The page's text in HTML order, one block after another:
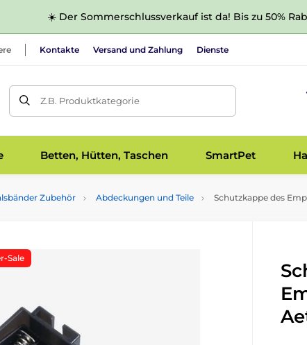
☀️ Der Sommerschlussverkauf ist da! Bis zu 50%
Kontakte Versand und Zahlung Dienste
Z.B. Produktkategorie
Betten, Hütten, Taschen SmartPet
Zubehör Abdeckungen und Teile Schutzkappe des
Sale